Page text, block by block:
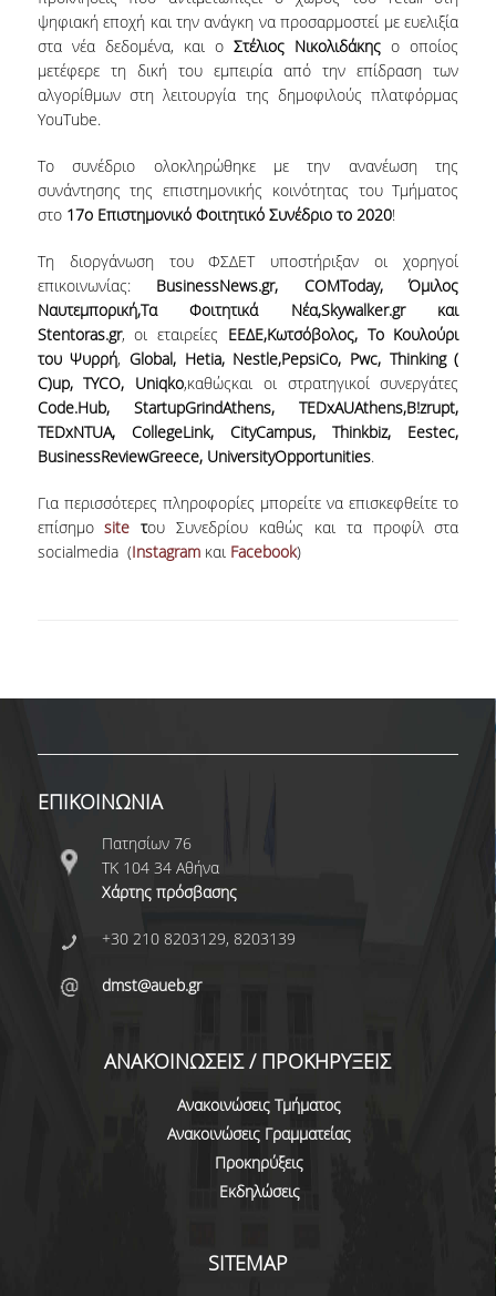
ΑΓΓΕΛΙΕΣ ΓΙΑ ΕΡΓΑΣΙΑ
ΠΡΟΟΠΤΙΚΕΣ ΑΠΟΦΟΙΤΩΝ
ΣΥΛΛΟΓΟΙ ΑΠΟΦΟΙΤΩΝ
ΓΡΑΦΕΙΟ ΔΙΑΣΥΝΔΕΣΗΣ
ALUMNI AUEB
ΝΕΑ ΤΟΥ ΤΜΗΜΑΤΟΣ
ΑΝΑΚΟΙΝΩΣΕΙΣ ΓΡΑΜΜΑΤΕΙΑΣ
ΠΡΟΚΗΡΥΞΕΙΣ
ΠΡΟΚΗΡΥΞΕΙΣ ΑΠΟΚΤΗΣΗΣ ΑΚΑΔΗΜΑΪΚΗΣ
ΕΜΠΕΙΡΙΑΣ
ΕΚΔΗΛΩΣΕΙΣ
ΕΠΙΚΟΙΝΩΝΙΑ
ψηφιακή εποχή και την ανάγκη να προσαρμοστεί με ευελιξία
στα νέα δεδομένα, και οΣτέλιος Νικολιδάκης ο οποίος
μετέφερε τη δική του εμπειρία από την επίδραση των
αλγορίθμων στη λειτουργία της δημοφιλούς πλατφόρμας
ΥouTube.
Το συνέδριο ολοκληρώθηκε με την ανανέωση της
συνάντησης της επιστημονικής κοινότητας του Τμήματος
στο 17οΕπιστημονικό Φοιτητικό Συνέδριο το 2020!
Τη διοργάνωση του ΦΣΔΕΤ υποστήριξαν οι χορηγοί
επικοινωνίας: BusinessNews.gr, COMToday, Όμιλος
Ναυτεμπορική,Τα Φοιτητικά Νέα,Skywalker.gr και
Stentoras.gr, οι εταιρείες ΕΕΔΕ,Κωτσόβολος, Το Κουλούρι
του Ψυρρή, Global, Hetia, Nestle,PepsiCo, Pwc, Thinking (
C)up,TYCO, Uniqko,καθώςκαι οι στρατηγικοί συνεργάτες
Code.Hub, StartupGrindAthens,TEDxAUAthens,Β!zrupt,
TEDxNTUA, CollegeLink, CityCampus,Thinkbiz, Eestec,
BusinessReviewGreece, UniversityOpportunities.
Για περισσότερες πληροφορίες μπορείτε να επισκεφθείτε το
επίσημο site του Συνεδρίου καθώς και τα προφίλ στα
socialmedia (Instagram και Facebook)
ΕΠΙΚΟΙΝΩΝΙΑ
Πατησίων 76
ΤΚ 104 34 Αθήνα
Χάρτης πρόσβασης
+30 210 8203129, 8203139
dmst@aueb.gr
ΑΝΑΚΟΙΝΩΣΕΙΣ / ΠΡΟΚΗΡΥΞΕΙΣ
Ανακοινώσεις Τμήματος
Ανακοινώσεις Γραμματείας
Προκηρύξεις
Εκδηλώσεις
SITEMAP